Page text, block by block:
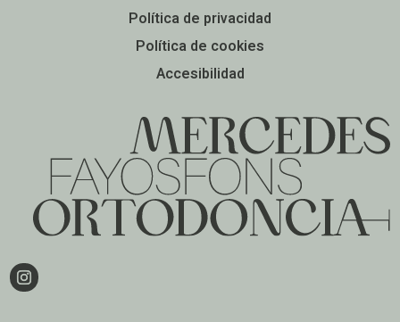
Política de privacidad
Política de cookies
Accesibilidad